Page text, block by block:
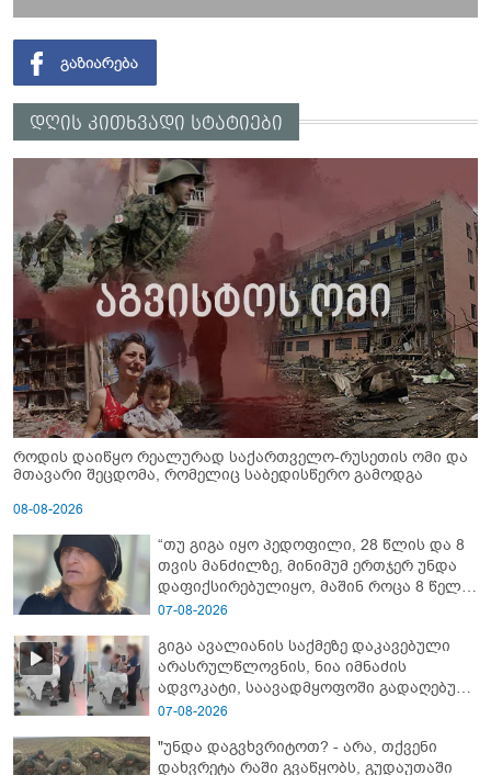
დღის კითხვადი სტატიები
როდის დაიწყო რეალურად საქართველო-რუსეთის ომი და
მთავარი შეცდომა, რომელიც საბედისწერო გამოდგა
08-08-2026
“თუ გიგა იყო პედოფილი, 28 წლის და 8
თვის მანძილზე, მინიმუმ ერთჯერ უნდა
დაფიქსირებულიყო, მაშინ როცა 8 წელი
ამზადებდა მოსწავლეებს! - იპოვონ ერთი
ავიწროებდა” - ეკა კუპატაძე
07-08-2026
გიგა ავალიანის საქმეზე დაკავებული
არასრულწლოვნის, ნია იმნაძის
ადვოკატი, საავადმყოფოში გადაღებულ
კადრებს ავრცელებს
07-08-2026
"უნდა დაგვხვრიტოთ? - არა, თქვენი
დახვრეტა რაში გვაწყობს, გუდაუთაში